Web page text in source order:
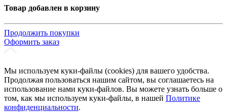
Товар добавлен в корзину
Продолжить покупки
Оформить заказ
Мы используем куки-файлы (cookies) для вашего удобства.
Продолжая пользоваться нашим сайтом, вы соглашаетесь на
использование нами куки-файлов. Вы можете узнать больше о
том, как мы используем куки-файлы, в нашей Политике
конфиденциальности.